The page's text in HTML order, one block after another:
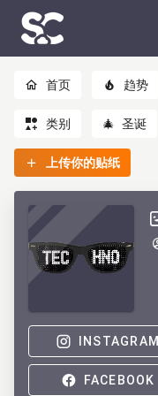
首页 趋势
类别 🎄 圣诞
上传你的贴纸
INSTAGRAM
FACEBOOK